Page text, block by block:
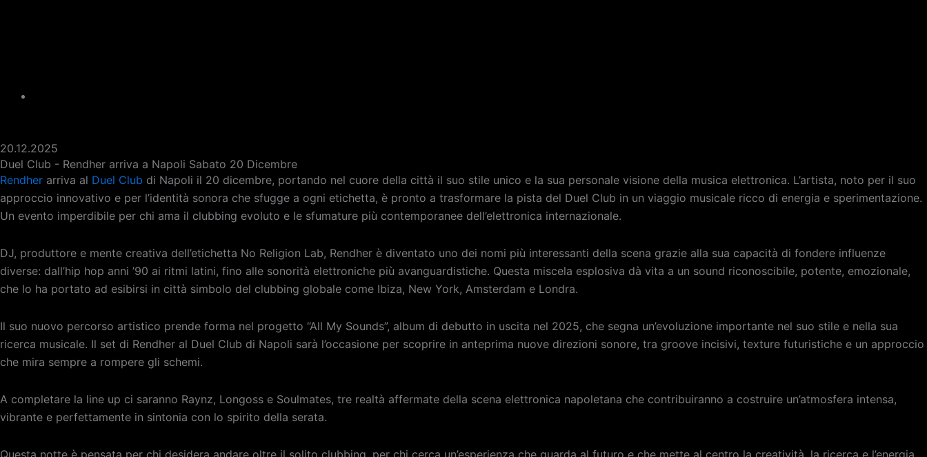
20.12.2025
Duel Club - Rendher arriva a Napoli Sabato 20 Dicembre
Rendher arriva al Duel Club di Napoli il 20 dicembre, portando nel cuore della città il suo stile unico e la sua personale visione della musica elettronica. L’artista, noto per il suo
approccio innovativo e per l’identità sonora che sfugge a ogni etichetta, è pronto a trasformare la pista del Duel Club in un viaggio musicale ricco di energia e sperimentazione.
Un evento imperdibile per chi ama il clubbing evoluto e le sfumature più contemporanee dell’elettronica internazionale.
DJ, produttore e mente creativa dell’etichetta No Religion Lab, Rendher è diventato uno dei nomi più interessanti della scena grazie alla sua capacità di fondere influenze
diverse: dall’hip hop anni ’90 ai ritmi latini, fino alle sonorità elettroniche più avanguardistiche. Questa miscela esplosiva dà vita a un sound riconoscibile, potente, emozionale,
che lo ha portato ad esibirsi in città simbolo del clubbing globale come Ibiza, New York, Amsterdam e Londra.
Il suo nuovo percorso artistico prende forma nel progetto “All My Sounds”, album di debutto in uscita nel 2025, che segna un’evoluzione importante nel suo stile e nella sua
ricerca musicale. Il set di Rendher al Duel Club di Napoli sarà l’occasione per scoprire in anteprima nuove direzioni sonore, tra groove incisivi, texture futuristiche e un approccio
che mira sempre a rompere gli schemi.
A completare la line up ci saranno Raynz, Longoss e Soulmates, tre realtà affermate della scena elettronica napoletana che contribuiranno a costruire un’atmosfera intensa,
vibrante e perfettamente in sintonia con lo spirito della serata.